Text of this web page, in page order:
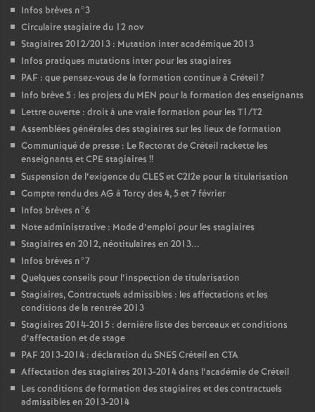
Infos brèves n°3
Circulaire stagiaire du 12 nov
Stagiaires 2012/2013 : Mutation inter académique 2013
Infos pratiques mutations inter pour les stagiaires
PAF : que pensez-vous de la formation continue à Créteil?
Info brève 5 : les projets du MEN pour la formation des enseignants
Lettre ouverte : droit à une vraie formation pour les T1/T2
Assemblées générales des stagiaires sur les lieux de formation
Communiqué de presse : Le Rectorat de Créteil rackette les
enseignants etCPE stagiaires !!
Suspension de l’exigence duCLESet C2I2e pour la titularisation
Compte rendu des AG à Torcy des 4, 5 et 7 février
Infos brèves n°6
Note administrative : Mode d’emploi pour les stagiaires
Stagiaires en 2012, néotitulaires en 2013...
Infos brèves n°7
Quelques conseils pour l’inspection de titularisation
Stagiaires, Contractuels admissibles : les affectations et les
conditions de la rentrée 2013
Stagiaires 2014-2015 : dernière liste des berceaux et conditions
d’affectation et de stage
PAF2013-2014 : déclaration duSNESCréteil en CTA
Affectation des stagiaires 2013-2014 dans l’académie de Créteil
Les conditions de formation des stagiaires et des contractuels
admissibles en 2013-2014